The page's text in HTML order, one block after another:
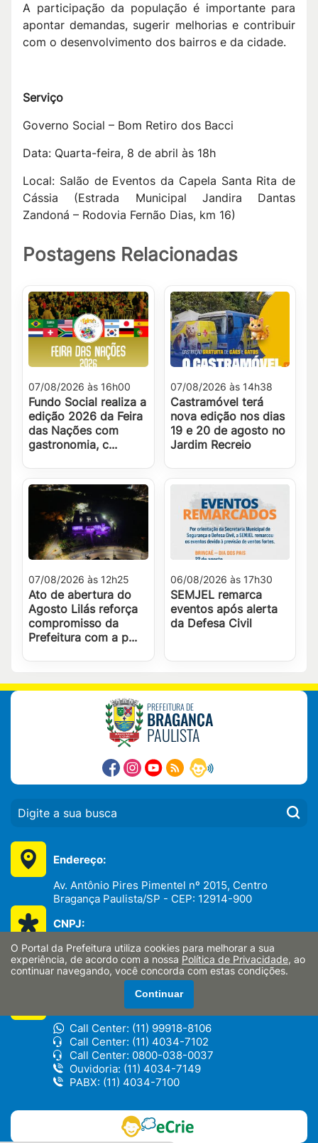
A participação da população é importante para
apontar demandas, sugerir melhorias e contribuir
com o desenvolvimento dos bairros e da cidade.
Serviço
Governo Social – Bom Retiro dos Bacci
Data: Quarta-feira, 8 de abril às 18h
Local: Salão de Eventos da Capela Santa Rita de
Cássia (Estrada Municipal Jandira Dantas
Zandoná – Rodovia Fernão Dias, km 16)
Postagens Relacionadas
07/08/2026 às 16h00
Fundo Social realiza a
edição 2026 da Feira
das Nações com
gastronomia, c...
07/08/2026 às 14h38
Castramóvel terá
nova edição nos dias
19 e 20 de agosto no
Jardim Recreio
07/08/2026 às 12h25
Ato de abertura do
Agosto Lilás reforça
compromisso da
Prefeitura com a p...
06/08/2026 às 17h30
SEMJEL remarca
eventos após alerta
da Defesa Civil
PREFEITURA DE
BRAGANÇA
PAULISTA
Endereço:
Av. Antônio Pires Pimentel nº 2015, Centro
Bragança Paulista/SP - CEP: 12914-900
CNPJ:
46.352.746/0001-65
Call Center: (11) 99918-8106
Call Center: (11) 4034-7102
Call Center: 0800-038-0037
Ouvidoria: (11) 4034-7149
PABX: (11) 4034-7100
O Portal da Prefeitura utiliza cookies para melhorar a sua
experiência, de acordo com a nossa Política de Privacidade, ao
continuar navegando, você concorda com estas condições.
Continuar